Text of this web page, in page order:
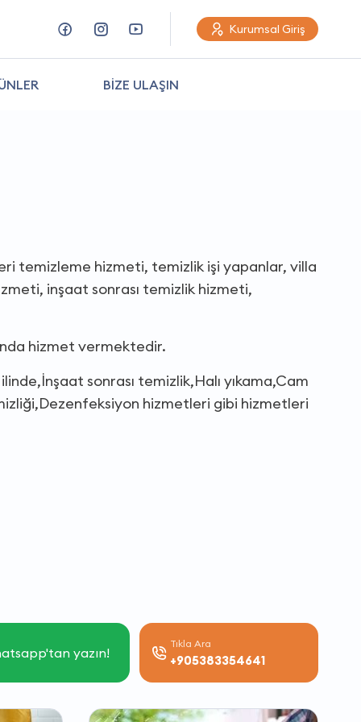
Kurumsal Giriş
BİZE ULAŞIN
temizleme hizmeti, temizlik işi yapanlar, villa
inşaat sonrası temizlik hizmeti,
hizmet vermektedir.
sonrası temizlik,Halı yıkama,Cam
hizmetleri gibi hizmetleri
yazın!
Tıkla Ara
+905383354641